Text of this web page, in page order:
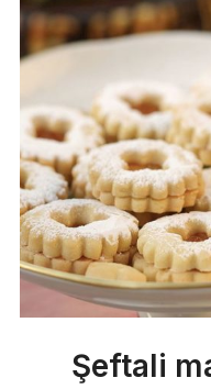
Şeftali